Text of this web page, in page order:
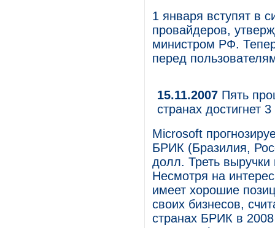
1 января вступят в
провайдеров,
министром РФ.
перед
15.11.2007 Пять
странах достигнет
Microsoft
БРИК (Бразилия,
долл. Треть
Несмотря на
имеет хорошие
своих бизнесов,
странах БРИК в